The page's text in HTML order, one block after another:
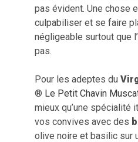
pas évident. Une chose
culpabiliser et se faire
négligeable surtout que
pas.
Pour les adeptes du
® Le Petit Chavin
mieux qu’une spécialité
vos convives avec des
olive noire et basilic sur